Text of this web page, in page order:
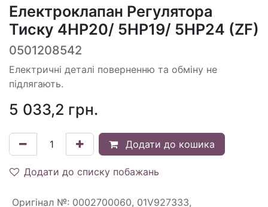
Електроклапан Регулятора
Тиску 4HP20/ 5HP19/ 5HP24 (ZF)
0501208542
Електричні деталі поверненню та обміну не
підлягають.
5 033,2 грн.
Додати до кошика
Додати до списку побажань
Оригінал №: 0002700060, 01V927333,